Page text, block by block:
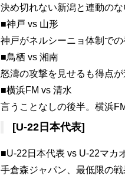
決め切れない新潟と連動の
■神戸 vs 山形
神戸がネルシーニョ体制での
■鳥栖 vs 湘南
怒濤の攻撃を見せるも得点
■横浜FM vs 清水
言うことなしの後半。横浜
[U-22日本代表]
■U-22日本代表 vs U-22マカ
手倉森ジャパン、最低限の戦